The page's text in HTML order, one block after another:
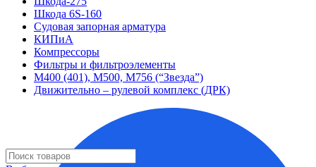
Шкода 6S-160
Судовая запорная арматура
КИПиА
Компрессоры
Фильтры и фильтроэлементы
М400 (401), М500, М756 (“Звезда”)
Движительно – рулевой комплекс (ДРК)